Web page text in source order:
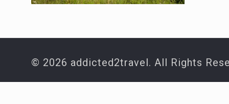
© 2026 addicted2travel. All Rights